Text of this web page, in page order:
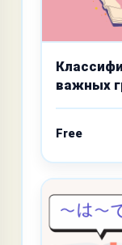
важных
Free